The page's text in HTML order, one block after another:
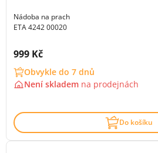
Nádoba na prach
ETA 4242 00020
Cena s DPH:
999 Kč
Obvykle do 7 dnů
Není skladem na prodejnách
Do košíku